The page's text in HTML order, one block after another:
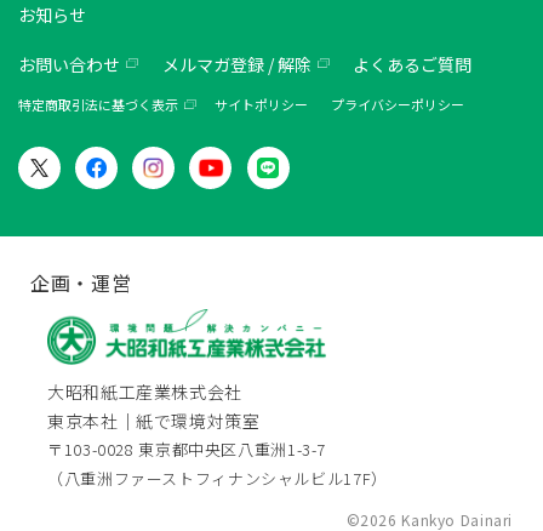
お知らせ
お問い合わせ メルマガ登録 / 解除 よくあるご質問
特定商取引法に基づく表示 サイトポリシー プライバシーポリシー
企画・運営
大昭和紙工産業株式会社
東京本社｜紙で環境対策室
〒103-0028 東京都中央区八重洲1-3-7
（八重洲ファーストフィナンシャルビル17F）
©2026 Kankyo Dainari